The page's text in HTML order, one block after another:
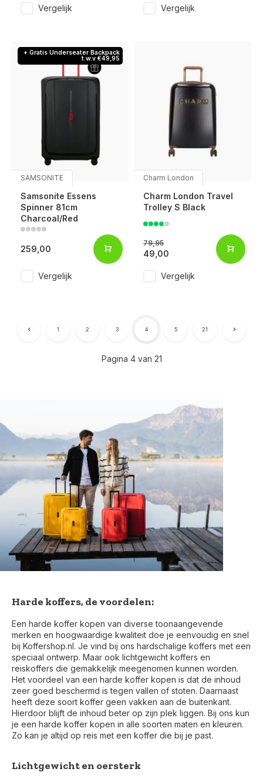
Vergelijk Vergelijk
+ Gratis Underseater Backpack
t.w.v €49,95
SAMSONITE
Samsonite Essens
Spinner 81cm
Charcoal/Red
259,00
Vergelijk
Charm London
Charm London Travel
Trolley S Black
79,95
49,00
Vergelijk
Pagina 4 van 21
1 2 3 4 5 21
Harde koffers, de voordelen:
Een harde koffer kopen van diverse toonaangevende
merken en hoogwaardige kwaliteit doe je eenvoudig en snel
bij Koffershop.nl. Je vind bij ons hardschalige koffers met een
speciaal ontwerp. Maar ook lichtgewicht koffers en
reiskoffers die gemakkelijk meegenomen kunnen worden.
Het voordeel van een harde koffer kopen is dat de inhoud
zeer goed beschermd is tegen vallen of stoten. Daarnaast
heeft deze soort koffer geen vakken aan de buitenkant.
Hierdoor blijft de inhoud beter op zijn plek liggen. Bij ons kun
je een harde koffer kopen in alle soorten maten en kleuren.
Zo kan je altijd op reis met een koffer die bij je past.
Lichtgewicht en oersterk